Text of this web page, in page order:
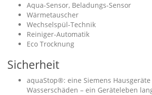
Aqua-Sensor, Beladungs-Sensor
Wärmetauscher
Wechselspül-Technik
Reiniger-Automatik
Eco Trocknung
Sicherheit
aquaStop®: eine Siemens
Wasserschäden – ein Geräteleben